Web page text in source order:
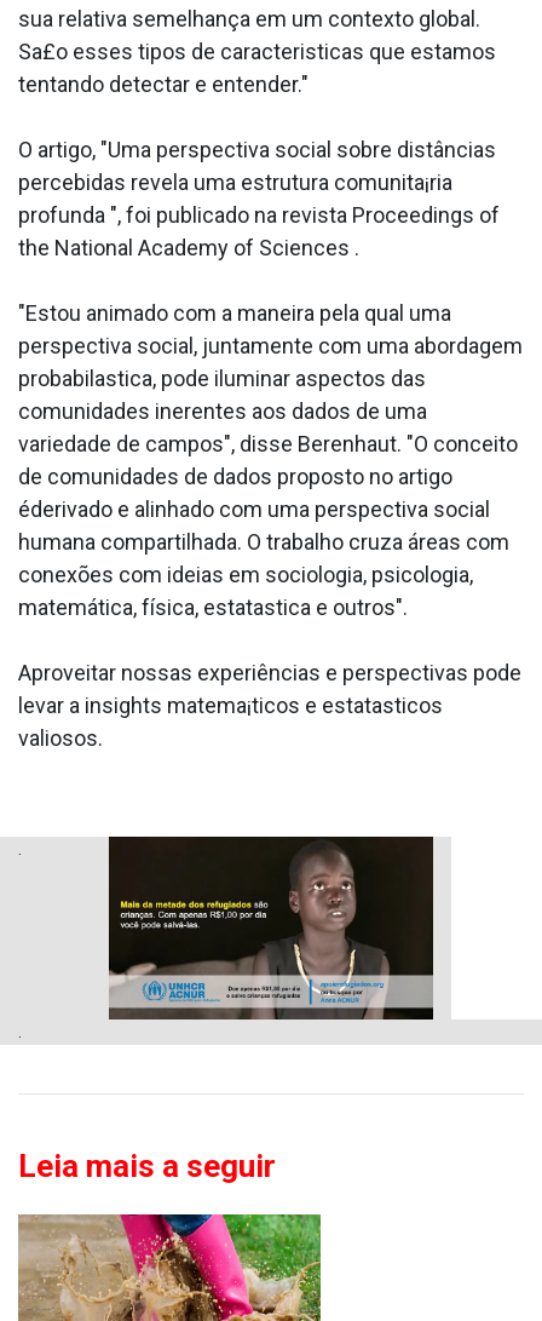
sua relativa semelhança em um contexto global.
Sa£o esses tipos de caracteri­sticas que estamos
tentando detectar e entender."
O artigo, "Uma perspectiva social sobre distâncias
percebidas revela uma estrutura comunita¡ria
profunda ", foi publicado na revista Proceedings of
the National Academy of Sciences .
"Estou animado com a maneira pela qual uma
perspectiva social, juntamente com uma abordagem
probabila­stica, pode iluminar aspectos das
comunidades inerentes aos dados de uma
variedade de campos", disse Berenhaut. "O conceito
de comunidades de dados proposto no artigo
éderivado e alinhado com uma perspectiva social
humana compartilhada. O trabalho cruza áreas com
conexões com ideias em sociologia, psicologia,
matemática, física, estata­stica e outros".
Aproveitar nossas experiências e perspectivas pode
levar a insights matema¡ticos e estata­sticos
valiosos.
Leia mais a seguir